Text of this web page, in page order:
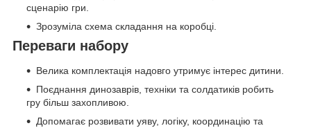
сценарію гри.
Зрозуміла схема складання на коробці.
Переваги набору
Велика комплектація надовго утримує інтерес дитини.
Поєднання динозаврів, техніки та солдатиків робить
гру більш захопливою.
Допомагає розвивати уяву, логіку, координацію та